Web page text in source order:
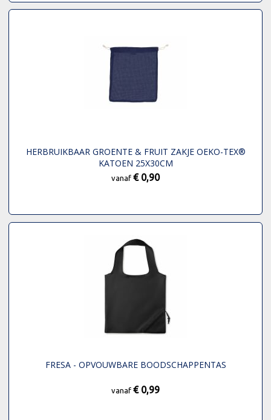
HERBRUIKBAAR GROENTE & FRUIT ZAKJE OEKO-TEX®
KATOEN 25X30CM
vanaf € 0,90
FRESA - OPVOUWBARE BOODSCHAPPENTAS
vanaf € 0,99